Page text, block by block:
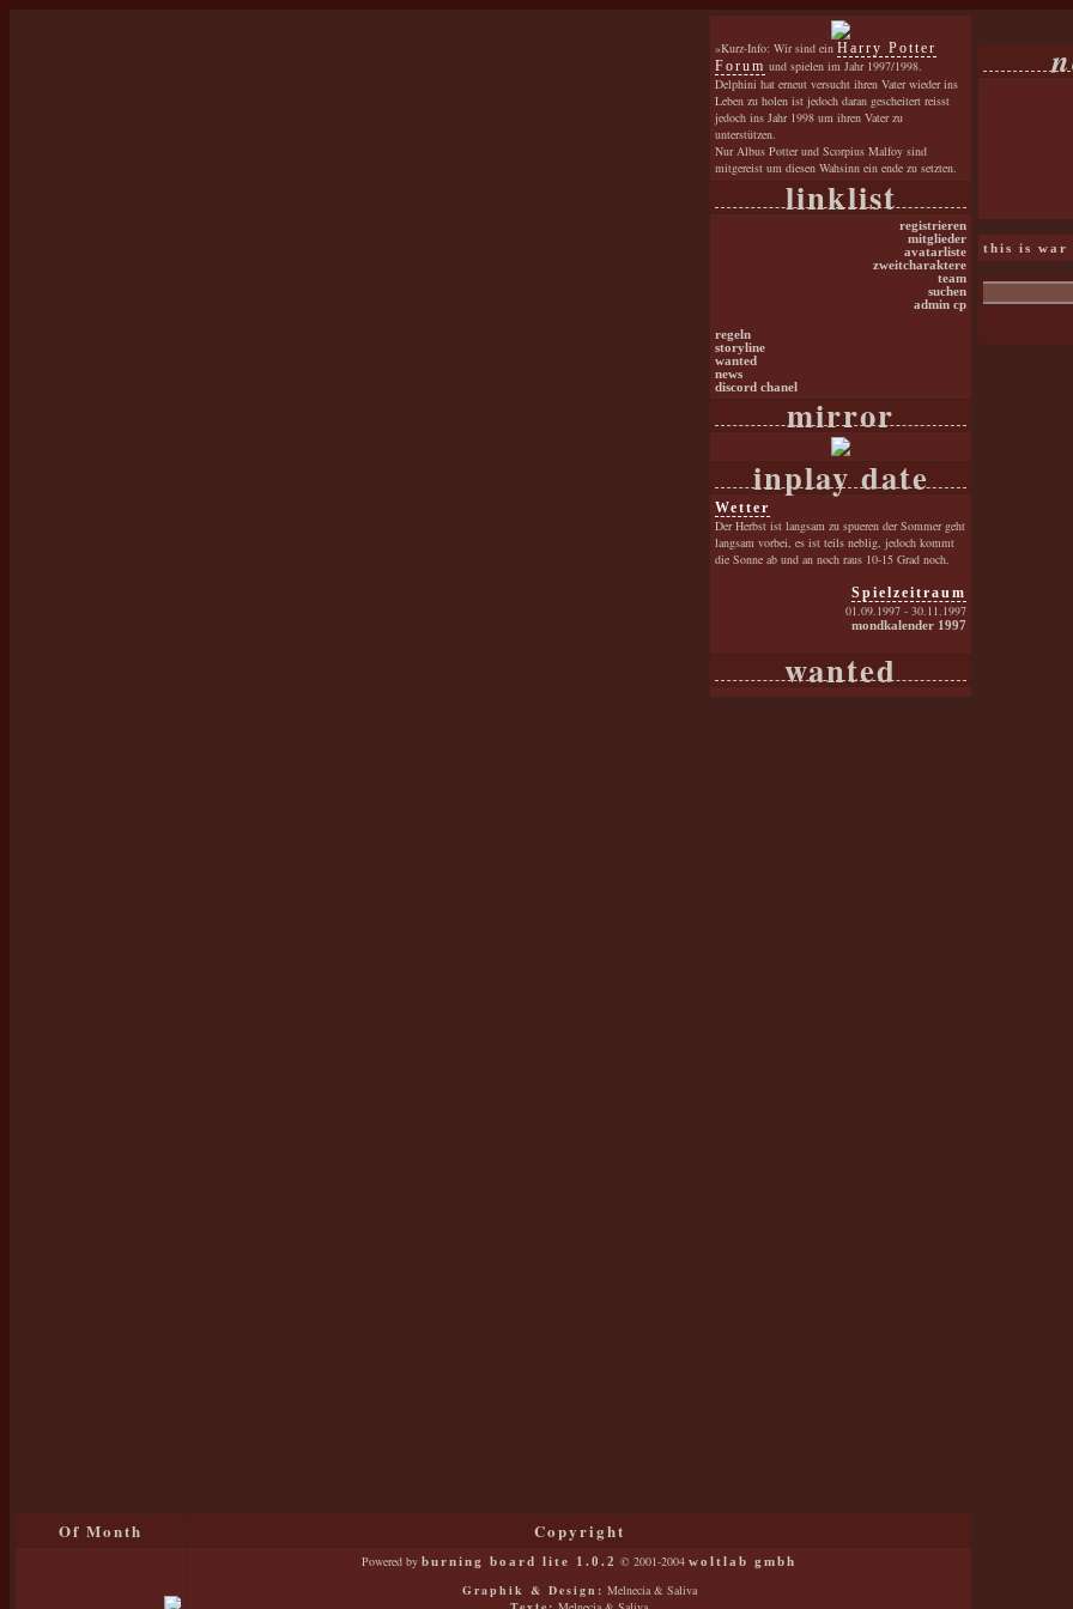
»Kurz-Info: Wir sind ein Harry Potter
Forum und spielen im Jahr 1997/1998.
Delphini hat erneut versucht ihren Vater wieder ins
Leben zu holen ist jedoch daran gescheitert reisst
jedoch ins Jahr 1998 um ihren Vater zu
unterstützen.
Nur Albus Potter und Scorpius Malfoy sind
mitgereist um diesen Wahsinn ein ende zu setzten.
linklist
registrieren
mitglieder
avatarliste
zweitcharaktere
team
suchen
admin cp
regeln
storyline
wanted
news
discord chanel
mirror
inplay date
Wetter
Der Herbst ist langsam zu spueren der Sommer geht
langsam vorbei, es ist teils neblig, jedoch kommt
die Sonne ab und an noch raus 10-15 Grad noch.
Spielzeitraum
01.09.1997 - 30.11.1997
mondkalender 1997
wanted
this is war
Of Month Copyright
Powered by burning board lite 1.0.2 © 2001-2004 woltlab gmbh
Graphik & Design: Melnecia & Saliva